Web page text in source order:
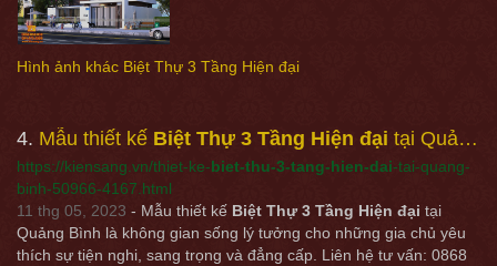
Hình ảnh khác Biệt Thự 3 Tầng Hiện đại
4 Mẫu thiết kế Biệt Thự 3 Tầng Hiện đại tại Quảng Bình - Kiensang.vn
https://kiensang.vn/thiet-ke-biet-thu-3-tang-hien-dai-tai-quang-
binh-50966-4167.html
11 thg 05, 2023 - Mẫu thiết kế Biệt Thự 3 Tầng Hiện đại tại
Quảng Bình là không gian sống lý tưởng cho những gia chủ yêu
thích sự tiện nghi, sang trọng và đẳng cấp. Liên hệ tư vấn: 0868